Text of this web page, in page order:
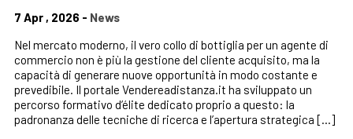
7 Apr , 2026 - News
Nel mercato moderno, il vero collo di bottiglia per un agente di
commercio non è più la gestione del cliente acquisito, ma la
capacità di generare nuove opportunità in modo costante e
prevedibile. Il portale Vendereadistanza.it ha sviluppato un
percorso formativo d’élite dedicato proprio a questo: la
padronanza delle tecniche di ricerca e l’apertura strategica […]